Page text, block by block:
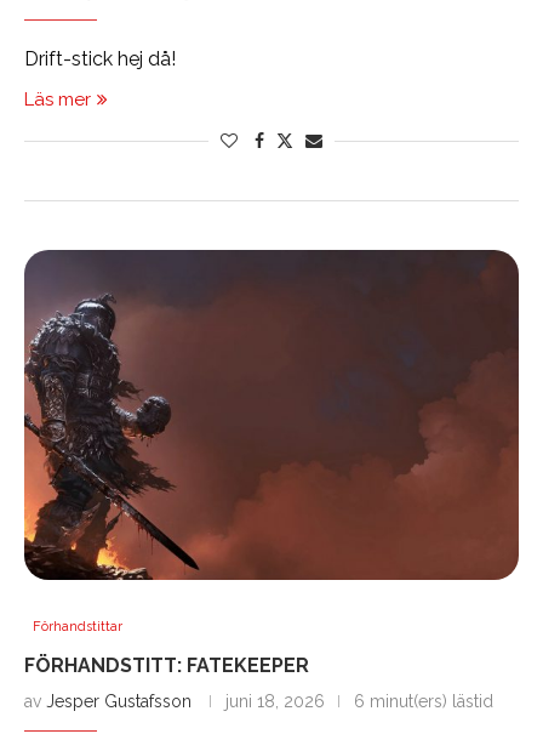
Drift-stick hej då!
Läs mer
Förhandstittar
FÖRHANDSTITT: FATEKEEPER
av Jesper Gustafsson juni 18, 2026 6 minut(ers) lästid